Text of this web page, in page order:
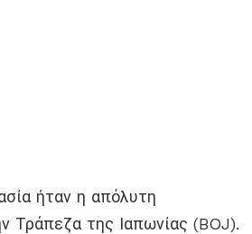
ήταν η απόλυτη
Τράπεζα της Ιαπωνίας (BOJ).